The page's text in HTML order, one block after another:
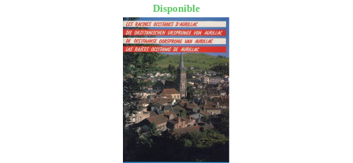
Disponible